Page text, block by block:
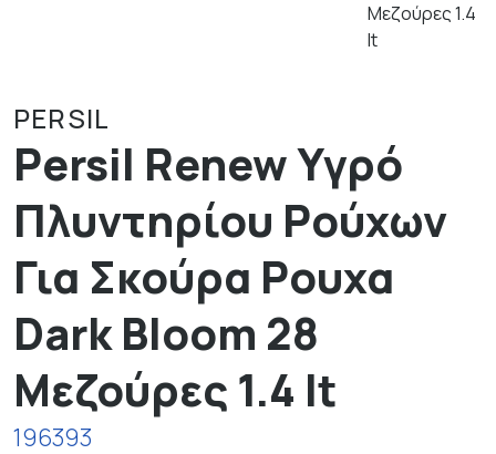
Μεζούρες 1.4
lt
PERSIL
Persil Renew Υγρό
Πλυντηρίου Ρούχων
Για Σκούρα Ρουχα
Dark Bloom 28
Μεζούρες 1.4 lt
196393